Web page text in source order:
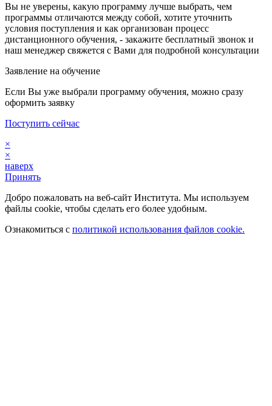
Вы не уверены, какую программу лучше выбрать, чем
программы отличаются между собой, хотите уточнить
условия поступления и как организован процесс
дистанционного обучения, - закажите бесплатный звонок и
наш менеджер свяжется с Вами для подробной консультации
Заявление на обучение
Если Вы уже выбрали программу обучения, можно сразу
оформить заявку
Поступить сейчас
×
×
наверх
Принять
Добро пожаловать на веб-сайт Института. Мы используем
файлы cookie, чтобы сделать его более удобным.
Ознакомиться с политикой использования файлов cookie.